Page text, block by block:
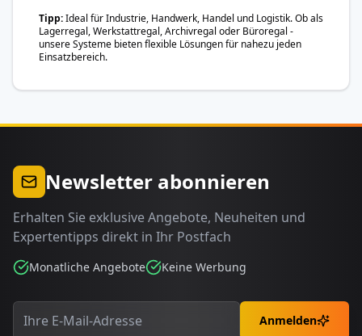
Tipp Ideal für Industrie, Handwerk, Handel und Logistik. Ob als
Lagerregal, Werkstattregal, Archivregal oder Büroregal -
unsere Systeme bieten flexible Lösungen für nahezu jeden
Einsatzbereich.
Newsletter abonnieren
Erhalten Sie exklusive Angebote, Neuheiten und
Expertentipps direkt in Ihr Postfach
Monatliche Angebote Keine Werbung
Anmelden